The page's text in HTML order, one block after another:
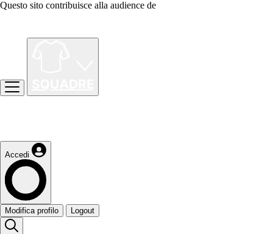
Questo sito contribuisce alla audience de
Accedi
Modifica profilo Logout